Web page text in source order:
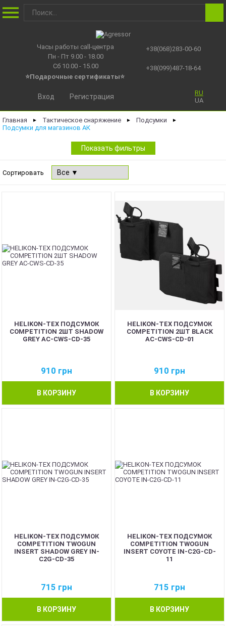
Часы работы call-центра
Пн - Пт 9.00 - 18.00
Сб 10.00 - 15.00
⭐Подарочные сертификаты⭐
+38(068)283-00-60
+38(099)487-18-64
RU
UA
Вход Регистрация
Главная ► Тактическое снаряжение ► Подсумки ►
Подсумки для магазинов АК
Показать фильтры
Сортировать
HELIKON-TEX ПОДСУМОК
COMPETITION 2ШТ SHADOW
GREY AC-CWS-CD-35
910 грн
В КОРЗИНУ
HELIKON-TEX ПОДСУМОК
COMPETITION 2ШТ BLACK
AC-CWS-CD-01
910 грн
В КОРЗИНУ
HELIKON-TEX ПОДСУМОК
COMPETITION TWOGUN
INSERT SHADOW GREY IN-
C2G-CD-35
715 грн
В КОРЗИНУ
HELIKON-TEX ПОДСУМОК
COMPETITION TWOGUN
INSERT COYOTE IN-C2G-CD-
11
715 грн
В КОРЗИНУ